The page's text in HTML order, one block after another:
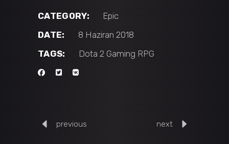
CATEGORY:
Epic
DATE:
8 Haziran 2018
TAGS:
Dota 2 Gaming RPG
previous next